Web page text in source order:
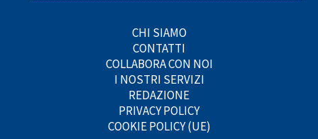
CHI SIAMO
CONTATTI
COLLABORA CON NOI
I NOSTRI SERVIZI
REDAZIONE
PRIVACY POLICY
COOKIE POLICY (UE)